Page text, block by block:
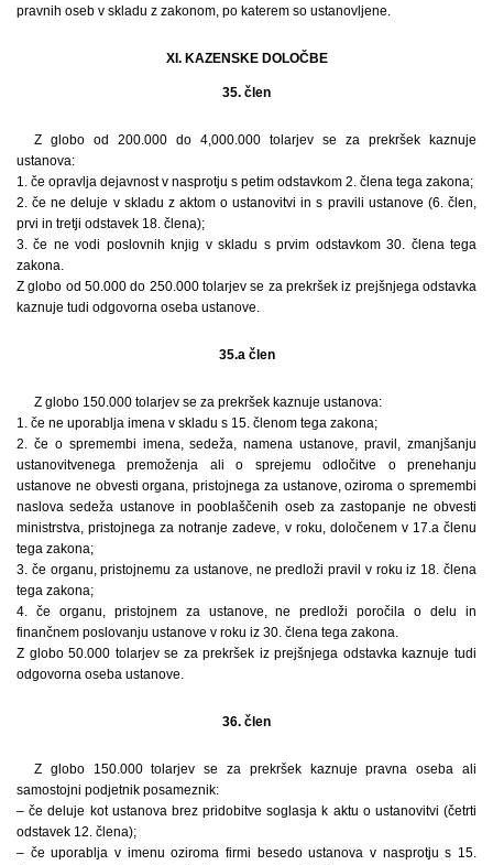
pravnih oseb v skladu z zakonom, po katerem so ustanovljene.
XI. KAZENSKE DOLOČBE
35. člen
Z globo od 200.000 do 4,000.000 tolarjev se za prekršek kaznuje
ustanova:
1. če opravlja dejavnost v nasprotju s petim odstavkom 2. člena tega zakona;
2. če ne deluje v skladu z aktom o ustanovitvi in s pravili ustanove (6. člen,
prvi in tretji odstavek 18. člena);
3. če ne vodi poslovnih knjig v skladu s prvim odstavkom 30. člena tega
zakona.
Z globo od 50.000 do 250.000 tolarjev se za prekršek iz prejšnjega odstavka
kaznuje tudi odgovorna oseba ustanove.
35.a člen
Z globo 150.000 tolarjev se za prekršek kaznuje ustanova:
1. če ne uporablja imena v skladu s 15. členom tega zakona;
2. če o spremembi imena, sedeža, namena ustanove, pravil, zmanjšanju
ustanovitvenega premoženja ali o sprejemu odločitve o prenehanju
ustanove ne obvesti organa, pristojnega za ustanove, oziroma o spremembi
naslova sedeža ustanove in pooblaščenih oseb za zastopanje ne obvesti
ministrstva, pristojnega za notranje zadeve, v roku, določenem v 17.a členu
tega zakona;
3. če organu, pristojnemu za ustanove, ne predloži pravil v roku iz 18. člena
tega zakona;
4. če organu, pristojnem za ustanove, ne predloži poročila o delu in
finančnem poslovanju ustanove v roku iz 30. člena tega zakona.
Z globo 50.000 tolarjev se za prekršek iz prejšnjega odstavka kaznuje tudi
odgovorna oseba ustanove.
36. člen
Z globo 150.000 tolarjev se za prekršek kaznuje pravna oseba ali
samostojni podjetnik posameznik:
– če deluje kot ustanova brez pridobitve soglasja k aktu o ustanovitvi (četrti
odstavek 12. člena);
– če uporablja v imenu oziroma firmi besedo ustanova v nasprotju s 15.